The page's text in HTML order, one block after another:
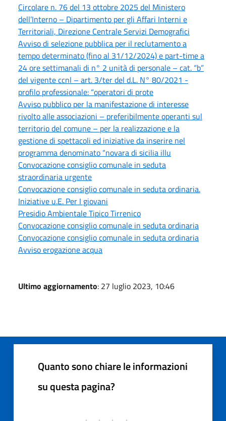
Circolare n. 76 del 13 ottobre 2025 del Ministero
dell’Interno – Dipartimento per gli Affari Interni e
Territoriali, Direzione Centrale Servizi Demografici
Avviso di selezione pubblica per il reclutamento a
tempo determinato (fino al 31/12/2024) e part-time a
24 ore settimanali di n° 2 unità di personale – cat. “b”
del vigente ccnl – art. 3/ter del d.L. N° 80/2021 -
profilo professionale: “operatori di prote
Avviso pubblico per la manifestazione di interesse
rivolto alle associazioni – preferibilmente operanti sul
territorio del comune – per la realizzazione e la
gestione di spettacoli ed iniziative da inserire nel
programma denominato “novara di sicilia illu
Convocazione consiglio comunale in seduta
straordinaria urgente
Convocazione consiglio comunale in seduta ordinaria.
Iniziative u.E. Per I giovani
Presidio Ambientale Tipico Tirrenico
Convocazione consiglio comunale in seduta ordinaria
Convocazione consiglio comunale in seduta ordinaria
Avviso erogazione acqua
Ultimo aggiornamento: 27 luglio 2023, 10:46
Quanto sono chiare le informazioni
su questa pagina?